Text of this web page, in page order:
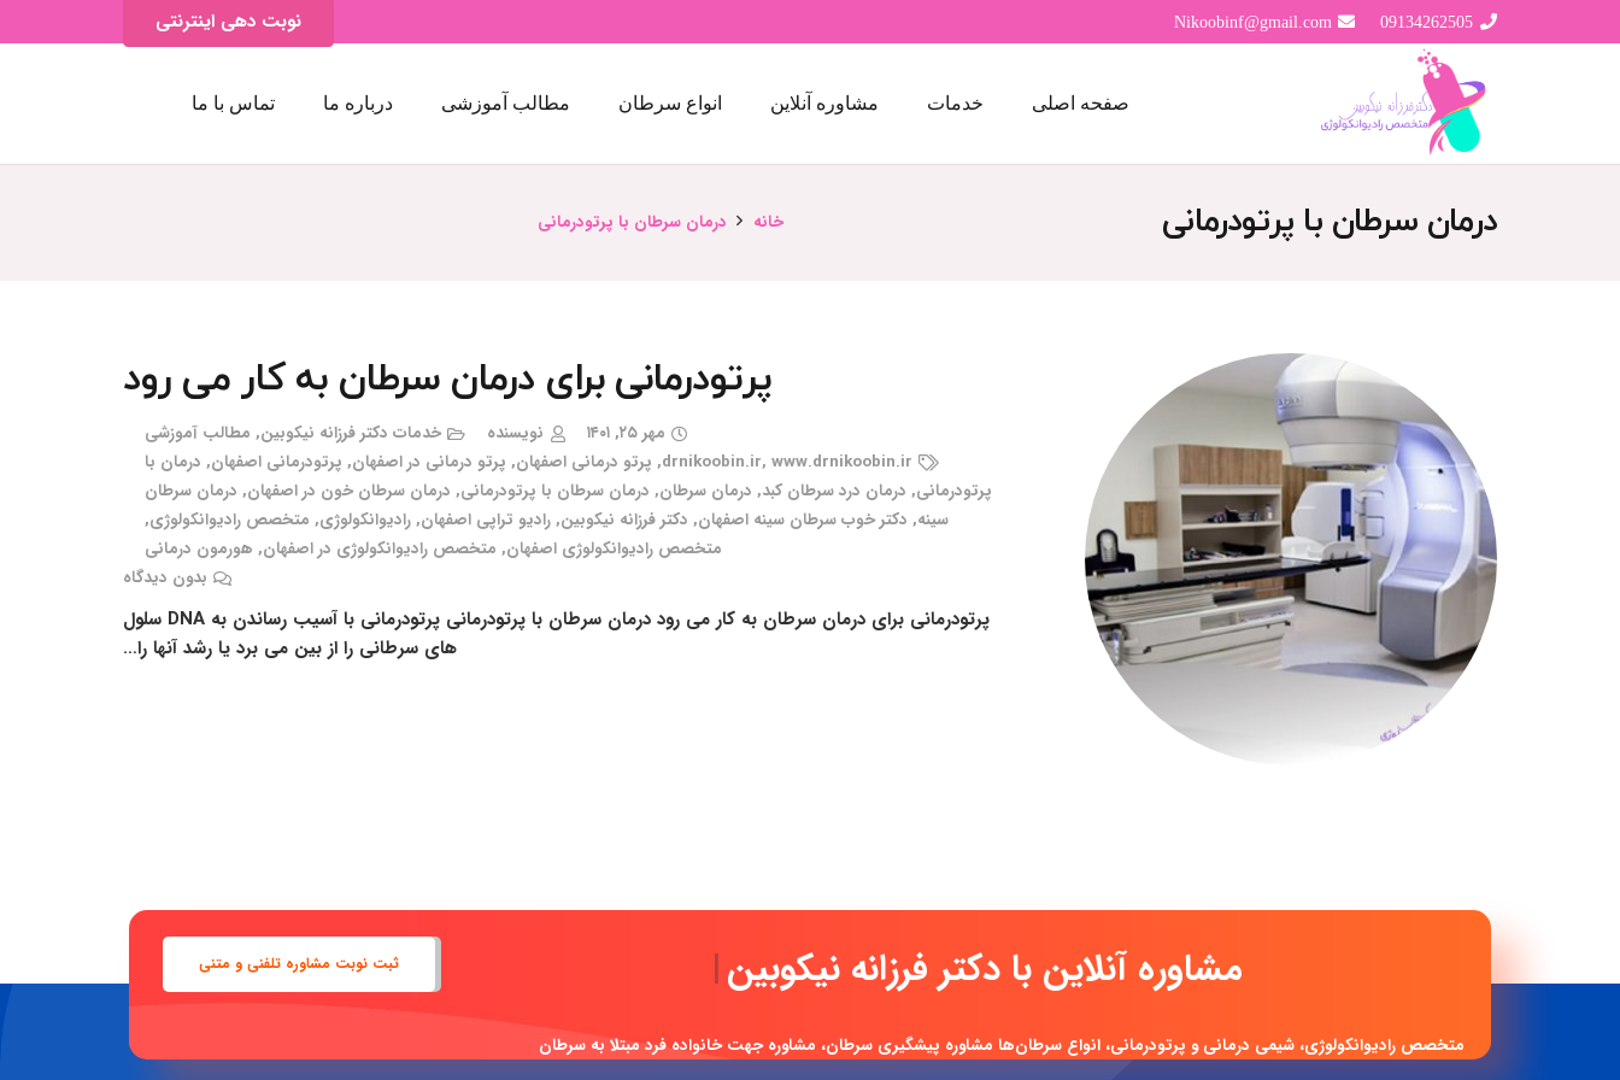
09134262505
Nikoobinf@gmail.com نوبت دهی اینترنتی
صفحه اصلی خدمات مشاوره آنلاین انواع سرطان مطالب آموزشی درباره ما تماس با ما
درمان سرطان با پرتودرمانی خانه درمان سرطان با پرتودرمانی
پرتودرمانی برای درمان سرطان به کار می رود
مهر ۲۵, ۱۴۰۱ نویسنده خدمات دکتر فرزانه نیکوبین, مطالب آموزشی
drnikoobin.ir, www.drnikoobin.ir
, پرتو درمانی اصفهان, پرتو درمانی در اصفهان, پرتودرمانی اصفهان, درمان با
پرتودرمانی, درمان درد سرطان کبد, درمان سرطان, درمان سرطان با پرتودرمانی, درمان سرطان خون در اصفهان, درمان سرطان
سینه, دکتر خوب سرطان سینه اصفهان, دکتر فرزانه نیکوبین,رادیو تراپی اصفهان,رادیوانکولوژی, متخصص رادیوانکولوژی,
متخصص رادیوانکولوژی اصفهان, متخصص رادیوانکولوژی در اصفهان, هورمون درمانی
بدون دیدگاه
پرتودرمانی برای درمان سرطان به کار می رود درمان سرطان با پرتودرمانی پرتودرمانی با آسیب رساندن به DNA سلول
های سرطانی را از بین می برد یا رشد آنها را…
مشاوره آنلاین با دکتر فرزانه نیکوب|
متخصص رادیوانکولوژی، شیمی درمانی و پرتودرمانی، انواع سرطان‌ها مشاوره پیشگیری سرطان، مشاوره جهت خانواده فرد مبتلا به سرطان
ثبت نوبت مشاوره تلفنی و متنی